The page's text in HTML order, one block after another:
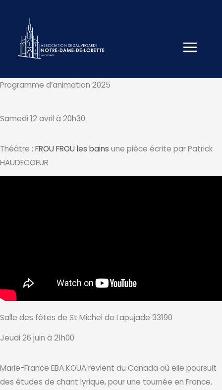
contenu
Programme d’animation 2025
Samedi 12 avril à 20h30
Théâtre : FROU FROU les bains une pièce écrite par Patrick
HAUDECOEUR
Salle des fêtes de St Michel de Lapujade 33190
Jeudi 26 juin à 21h00
Marie-France EBA KOUA revient du Canada où elle poursuit
des études de chant lyrique, pour une tournée en France.